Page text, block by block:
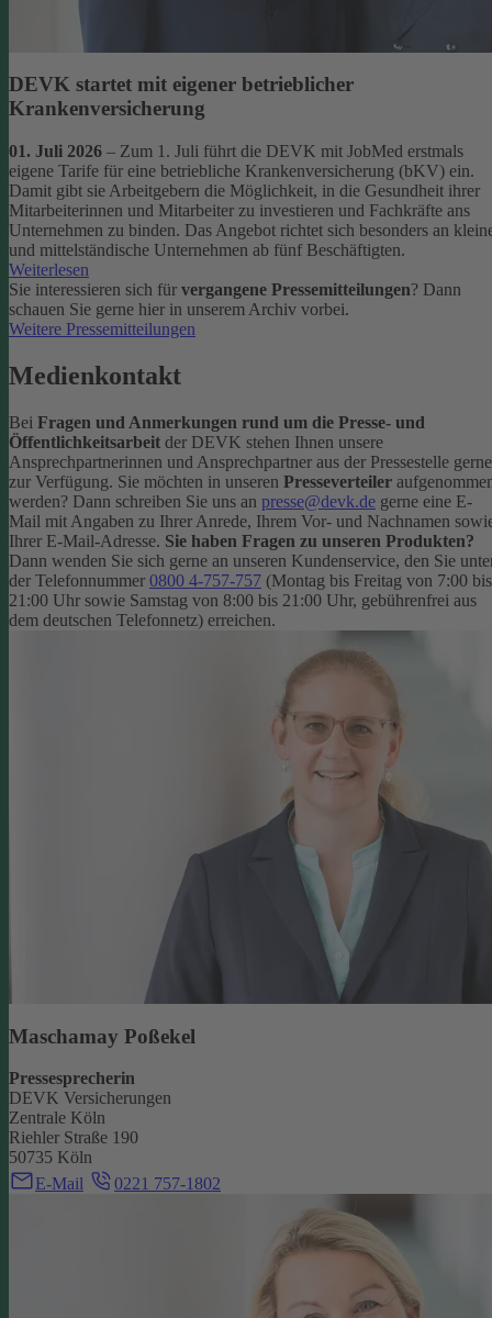
DEVK startet mit eigener betrieblicher
Krankenversicherung
01. Juli 2026 – Zum 1. Juli führt die DEVK mit JobMed erstmals
eigene Tarife für eine betriebliche Krankenversicherung (bKV) ein.
Damit gibt sie Arbeitgebern die Möglichkeit, in die Gesundheit ihrer
Mitarbeiterinnen und Mitarbeiter zu investieren und Fachkräfte ans
Unternehmen zu binden. Das Angebot richtet sich besonders an
und mittelständische Unternehmen ab fünf Beschäftigten.
Weiterlesen
Sie interessieren sich für vergangene Pressemitteilungen? Dann
schauen Sie gerne hier in unserem Archiv vorbei.
Weitere Pressemitteilungen
Medienkontakt
Bei Fragen und Anmerkungen rund um die Presse- und
Öffentlichkeitsarbeit der DEVK stehen Ihnen unsere
Ansprechpartnerinnen und Ansprechpartner aus der Pressestelle gerne
zur Verfügung. Sie möchten in unseren Presseverteiler
werden? Dann schreiben Sie uns an presse@devk.de gerne eine E-
Mail mit Angaben zu Ihrer Anrede, Ihrem Vor- und Nachnamen
Ihrer E-Mail-Adresse. Sie haben Fragen zu unseren Produkten?
Dann wenden Sie sich gerne an unseren Kundenservice, den Sie
der Telefonnummer 0800 4-757-757 (Montag bis Freitag von 7:00 bis
21:00 Uhr sowie Samstag von 8:00 bis 21:00 Uhr, gebührenfrei aus
dem deutschen Telefonnetz) erreichen.
Maschamay Poßekel
Pressesprecherin
DEVK Versicherungen
Zentrale Köln
Riehler Straße 190
50735 Köln
E-Mail
0221 757-1802